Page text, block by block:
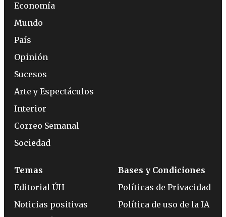
Economía
Mundo
País
Opinión
Sucesos
Arte y Espectáculos
Interior
Correo Semanal
Sociedad
Temas
Editorial ÚH
Noticias positivas
Bases y Condiciones
Políticas de Privacidad
Política de uso de la IA